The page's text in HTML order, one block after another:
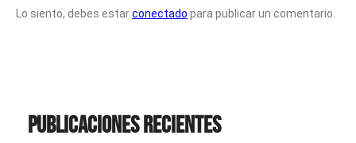
Lo siento, debes estarconectado para publicar un comentario.
Publicaciones recientes